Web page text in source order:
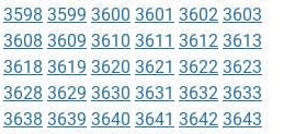
3598 3599 3600 3601 3602 3603
3608 3609 3610 3611 3612 3613
3618 3619 3620 3621 3622 3623
3628 3629 3630 3631 3632 3633
3638 3639 3640 3641 3642 3643